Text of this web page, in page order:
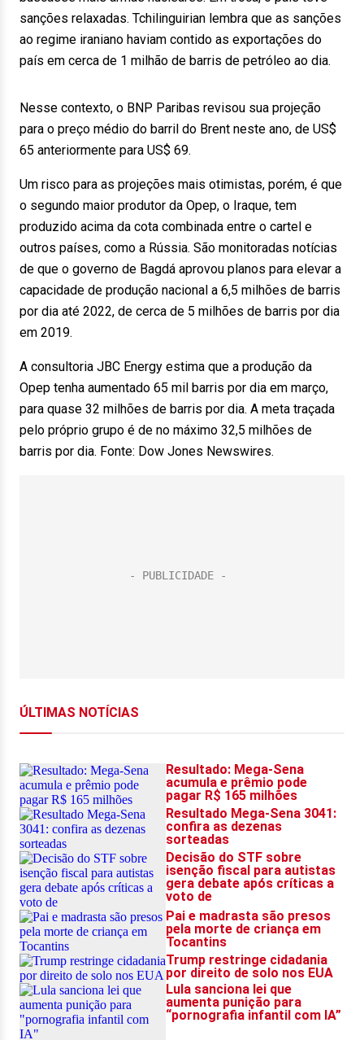
sanções relaxadas. Tchilinguirian lembra que as sanções
ao regime iraniano haviam contido as exportações do
país em cerca de 1 milhão de barris de petróleo ao dia.
Nesse contexto, o BNP Paribas revisou sua projeção
para o preço médio do barril do Brent neste ano, de US$
65 anteriormente para US$ 69.
Um risco para as projeções mais otimistas, porém, é que
o segundo maior produtor da Opep, o Iraque, tem
produzido acima da cota combinada entre o cartel e
outros países, como a Rússia. São monitoradas notícias
de que o governo de Bagdá aprovou planos para elevar a
capacidade de produção nacional a 6,5 milhões de barris
por dia até 2022, de cerca de 5 milhões de barris por dia
em 2019.
A consultoria JBC Energy estima que a produção da
Opep tenha aumentado 65 mil barris por dia em março,
para quase 32 milhões de barris por dia. A meta traçada
pelo próprio grupo é de no máximo 32,5 milhões de
barris por dia. Fonte: Dow Jones Newswires.